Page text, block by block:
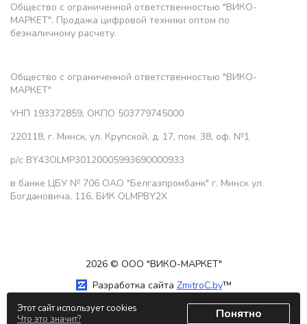
Общество с ограниченной ответственностью "ВИКО-
МАРКЕТ". Продажа цифровой техники оптом по
безналичному расчету.
Общество с ограниченной ответственностью "ВИКО-
МАРКЕТ"
УНП 193372859, ОКПО 503779745000
220118, г. Минск, ул. Крупской, д. 17, пом. 38, оф. №1
р/с BY43OLMP30120005993690000933
в банке ЦБУ № 706 ОАО "Белгазпромбанк" г. Минск ул.
Богдановича, 116, БИК OLMPBY2X
2026 © ООО "ВИКО-МАРКЕТ"
Разработка сайта ZmitroC.by™
Этот сайт использует cookies
Что это значит?
Понятно